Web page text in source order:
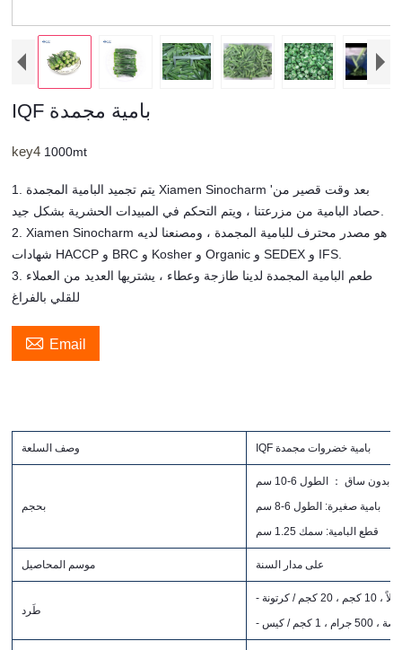
IQF بامية مجمدة
key4 1000mt
1. يتم تجميد البامية المجمدة Xiamen Sinocharm 'بعد وقت قصير من
2. Xiamen Sinocharm هو مصدر محترف للبامية المجمدة ، ومصنعنا لديه
شهادات HACCP و BRC و Kosher و Organic و SEDEX و IFS.
3. طعم البامية المجمدة لدينا طازجة وعطاء ، يشتريها العديد من العملاء
للقلي بالفراغ
 Email
وصف السلعة IQF بامية خضروات مجمدة
بحجم
بامية صغيرة: الطول 6-8 سم
قطع البامية: سمك 1.25 سم
موسم المحاصيل على مدار السنة
طَرد